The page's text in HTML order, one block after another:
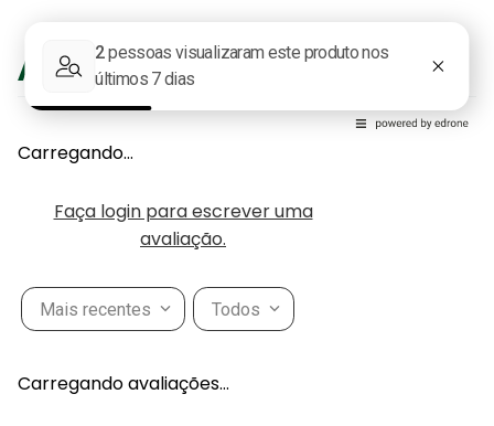
Avaliações
Carregando…
Faça login para escrever uma
avaliação.
Mais recentes Todos
Carregando avaliações…